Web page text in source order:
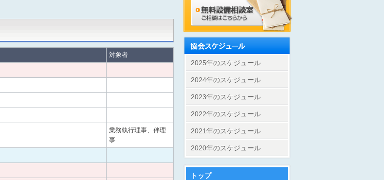
対象者
業務執行理事、伴理
事
2025年のスケジュール
2024年のスケジュール
2023年のスケジュール
2022年のスケジュール
2021年のスケジュール
2020年のスケジュール
トップ